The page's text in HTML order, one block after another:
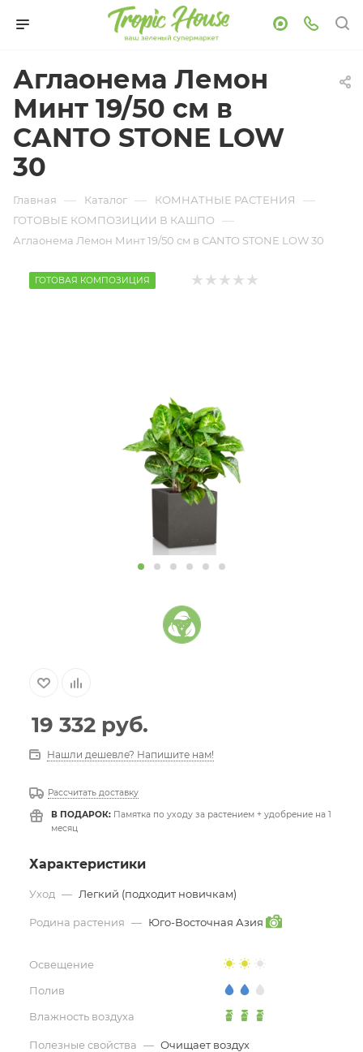
Аглаонема Лемон
Минт 19/50 см в
CANTO STONE LOW
30
Главная — Каталог — КОМНАТНЫЕ РАСТЕНИЯ —
ГОТОВЫЕ КОМПОЗИЦИИ В КАШПО —
Аглаонема Лемон Минт 19/50 см в CANTO STONE LOW 30
ГОТОВАЯ КОМПОЗИЦИЯ
19 332 руб.
Нашли дешевле? Напишите нам!
Рассчитать доставку
В ПОДАРОК: Памятка по уходу за растением + удобрение на 1
месяц
Характеристики
Уход — Легкий (подходит новичкам)
Родина растения — Юго-Восточная Азия
Освещение
Полив
Влажность воздуха
Полезные свойства — Очищает воздух